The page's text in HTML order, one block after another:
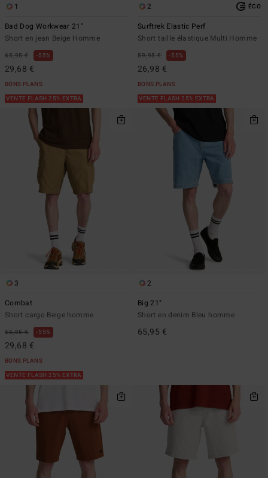
1
Bad Dog Workwear 21"
Short en jean Beige Homme
65,95 € 55%
29,68 €
BONS PLANS
VENTE FLASH 25% EXTRA
2 ÉCO
Surftrek Elastic Perf
Short taille élastique Multi Homme
59,95 € 55%
26,98 €
BONS PLANS
VENTE FLASH 25% EXTRA
3
Combat
Short cargo Beige homme
65,95 € 55%
29,68 €
BONS PLANS
VENTE FLASH 25% EXTRA
2
Big 21"
Short en denim Bleu homme
65,95 €